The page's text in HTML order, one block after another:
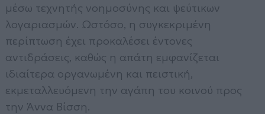
μέσω τεχνητής νοημοσύνης και ψεύτικων
λογαριασμών. Ωστόσο, η συγκεκριμένη
περίπτωση έχει προκαλέσει έντονες
αντιδράσεις, καθώς η απάτη εμφανίζεται
ιδιαίτερα οργανωμένη και πειστική,
εκμεταλλευόμενη την αγάπη του κοινού προς
την Άννα Βίσση.